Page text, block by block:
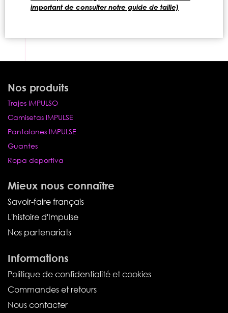
important de consulter notre guide de taille)
Nos produits
Trajes IMPULSO
Camisetas IMPULSE
Pantalones IMPULSE
Guantes
Ropa deportiva
Mieux nous connaître
Savoir-faire français
L'histoire d'Impulse
Nos partenariats
Informations
Politique de confidentialité et cookies
Commandes et retours
Nous contacter